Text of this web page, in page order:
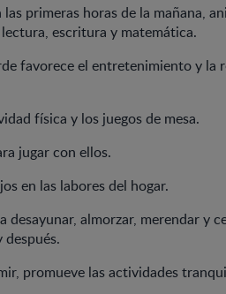
las primeras horas de la mañana,
escritura y matemática.
favorece el entretenimiento y la
física y los juegos de mesa.
jugar con ellos.
en las labores del hogar.
desayunar, almorzar, merendar y
después.
promueve las actividades